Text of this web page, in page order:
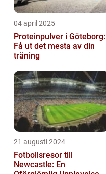
04 april 2025
Proteinpulver i Göteborg:
Få ut det mesta av din
träning
21 augusti 2024
Fotbollsresor till
Newcastle: En